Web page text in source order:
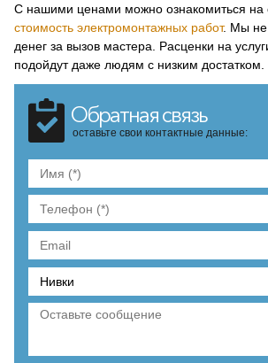
С нашими ценами можно ознакомиться на
стоимость электромонтажных работ. Мы не
денег за вызов мастера. Расценки на
подойдут даже людям с низким достатком.
Обратная связь
оставьте свои контактные данные: